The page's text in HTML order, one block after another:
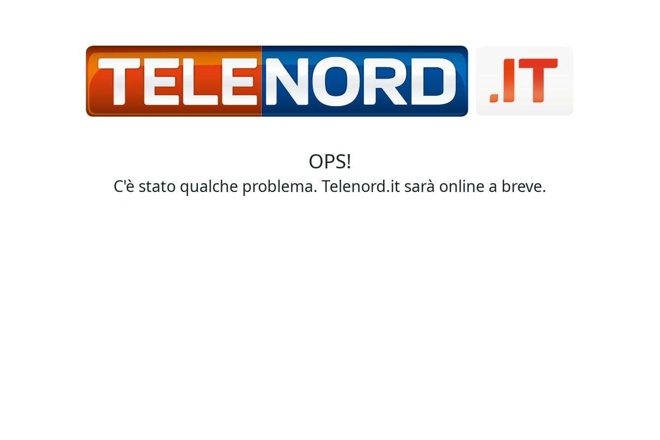
OPS!
C'è stato qualche problema. Telenord.it sarà online a breve.